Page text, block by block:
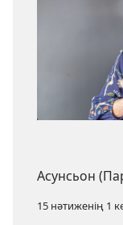
Асунсьон
15 нәтиженің 1